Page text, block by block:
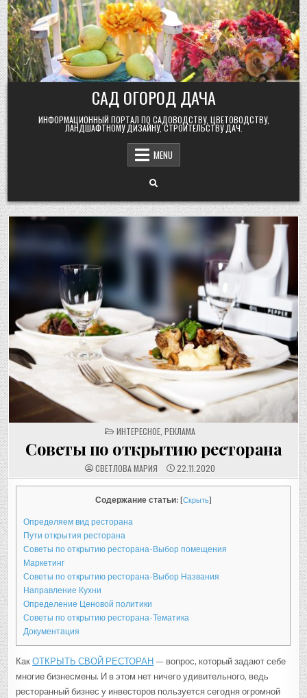
Skip
to
content
САД ОГОРОД ДАЧА
ИНФОРМАЦИОННЫЙ ПОРТАЛ ПО САДОВОДСТВУ, ЦВЕТОВОДСТВУ,
ЛАНДШАФТНОМУ ДИЗАЙНУ, СТРОИТЕЛЬСТВУ ДАЧ.
MENU
POSTED
IN
ИНТЕРЕСНОЕ РЕКЛАМА
Советы по открытию ресторана
СВЕТЛОВА МАРИЯ 22.11.2020
Содержание статьи: [Скрыть]
Определяем вид ресторана
Пути открытия ресторана
Советы по открытию ресторана-Выбор помещения
Маркетинг
Советы по открытию ресторана-Выбор Названия
Направление Кухни
Определение Ценовой политики
Советы по открытию ресторана-Тематика
Документация
КакОТКРЫТЬ СВОЙ РЕСТОРАН — вопрос, который задают себе
многие бизнесмены. И в этом нет ничего удивительного, ведь
ресторанный бизнес у инвесторов пользуется сегодня огромной